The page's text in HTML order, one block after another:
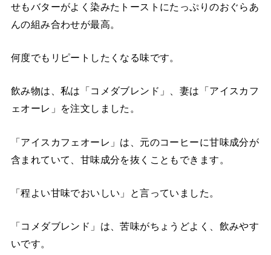
せもバターがよく染みたトーストにたっぷりのおぐらあ
んの組み合わせが最高。
何度でもリピートしたくなる味です。
飲み物は、私は「コメダブレンド」、妻は「アイスカフ
ェオーレ」を注文しました。
「アイスカフェオーレ」は、元のコーヒーに甘味成分が
含まれていて、甘味成分を抜くこともできます。
「程よい甘味でおいしい」と言っていました。
「コメダブレンド」は、苦味がちょうどよく、飲みやす
いです。